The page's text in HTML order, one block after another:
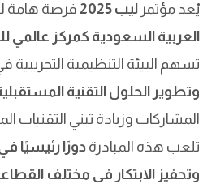
يُعد مؤتمر ليب 2025 فرصة هامة
العربية السعودية كمركز عالمي
تسهم البيئة التنظيمية التجريبية
وتطوير الحلول التقنية
المشاركات وزيادة تبني التقنيات
تلعب هذه المبادرة دورًا رئيسيًا
وتحفيز الابتكار في مختلف